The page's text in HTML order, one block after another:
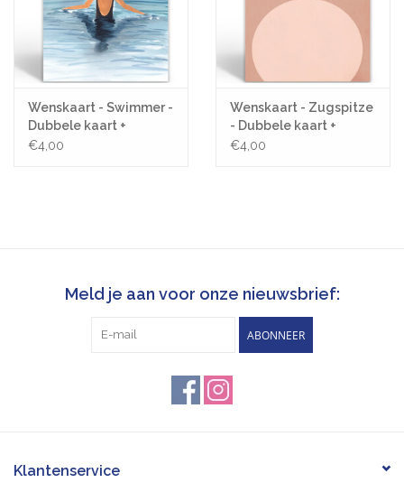
Wenskaart - Swimmer -
Dubbele kaart +
Envelop
€4,00
Wenskaart - Zugspitze
- Dubbele kaart +
Envelop
€4,00
Meld je aan voor onze nieuwsbrief:
ABONNEER
Klantenservice